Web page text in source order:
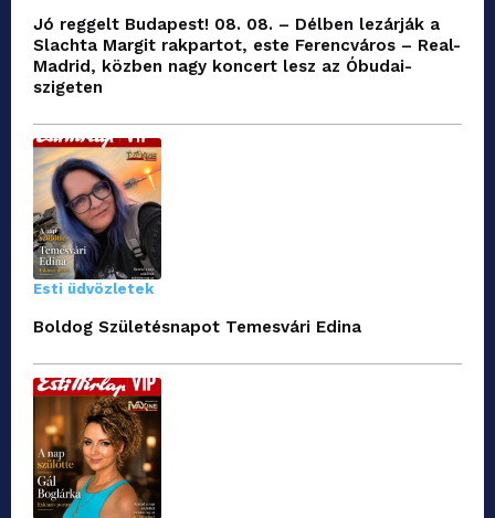
Jó reggelt Budapest! 08. 08. – Délben lezárják a
Slachta Margit rakpartot, este Ferencváros – Real-
Madrid, közben nagy koncert lesz az Óbudai-
szigeten
Esti üdvözletek
Boldog Születésnapot Temesvári Edina